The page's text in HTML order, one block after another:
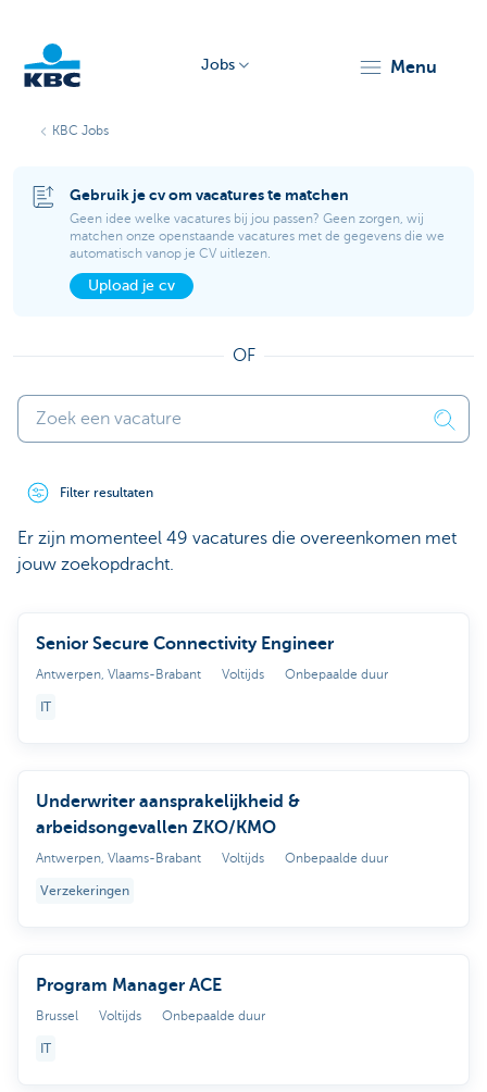
Jobs menu
KBC Jobs
Gebruik je cv om vacatures te matchen
Geen idee welke vacatures bij jou passen? Geen zorgen, wij
matchen onze openstaande vacatures met de gegevens die we
automatisch vanop je CV uitlezen.
Upload je cv
OF
Filter resultaten
Er zijn momenteel 49 vacatures die overeenkomen met
jouw zoekopdracht.
Senior Secure Connectivity Engineer
Antwerpen, Vlaams-Brabant Voltijds Onbepaalde duur
IT
Underwriter aansprakelijkheid &
arbeidsongevallen ZKO/KMO
Antwerpen, Vlaams-Brabant Voltijds Onbepaalde duur
Verzekeringen
Program Manager ACE
Brussel Voltijds Onbepaalde duur
IT